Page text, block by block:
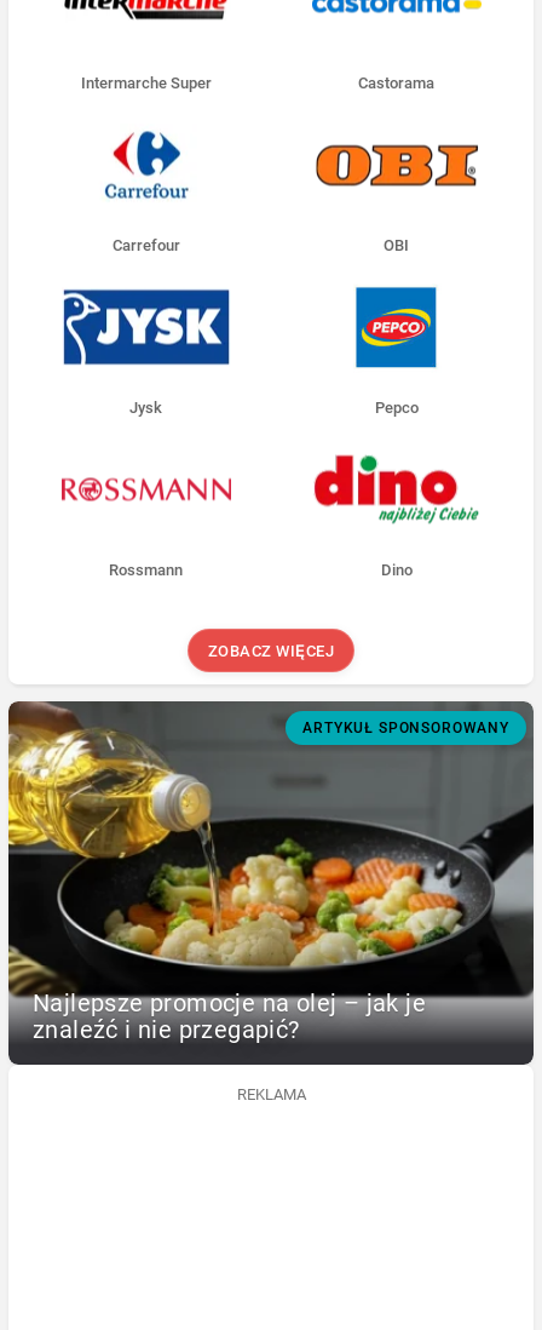
Intermarche Super Castorama
Carrefour OBI
Jysk Pepco
Rossmann Dino
ZOBACZ WIĘCEJ
ARTYKUŁ SPONSOROWANY
Najlepsze promocje na olej – jak je
znaleźć i nie przegapić?
REKLAMA